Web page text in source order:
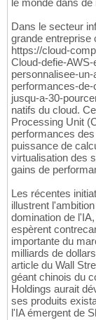
le monde dans
Dans le secteur
grande entreprise
https://cloud-
Cloud-defie-
personnalisee-
performances-
jusqu-a-30-
natifs du cloud.
Processing Unit
performances
puissance de
virtualisation des
gains de
Les récentes
illustrent
domination de
espèrent
importante du
milliards de
article du Wall
géant chinois du
Holdings aurait
ses produits
l'IA émergent de